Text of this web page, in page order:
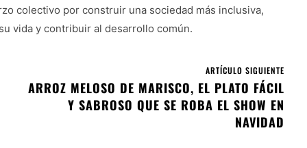
colectivo por construir una sociedad más inclusiva,
vida y contribuir al desarrollo común.
ARTÍCULO SIGUIENTE
ARROZ MELOSO DE MARISCO, EL PLATO FÁCIL
Y SABROSO QUE SE ROBA EL SHOW EN
NAVIDAD